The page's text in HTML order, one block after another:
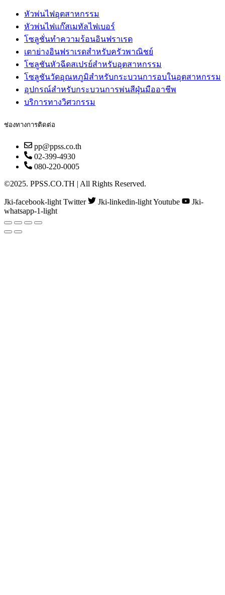
หัวพ่นไฟอุตสาหกรรม
หัวพ่นไฟแก๊สเมทัลไฟเบอร์
โซลูชั่นทำความร้อนอินฟราเรด
เตาย่างอินฟราเรดสำหรับครัวพาณิชย์
โซลูชันหัวฉีดสเปรย์สำหรับอุตสาหกรรม
โซลูชันวัดอุณหภูมิสำหรับกระบวนการอบในอุตสาหกรรม
อุปกรณ์สำหรับกระบวนการพ่นสีฝุ่นมืออาชีพ
บริการทางวิศวกรรม
ช่องทางการติดต่อ
pp@ppss.co.th
02-399-4930
080-220-0005
©2025. PPSS.CO.TH | All Rights Reserved.
Jki-facebook-light Twitter Jki-linkedin-lightYoutube
Jki-
whatsapp-1-light